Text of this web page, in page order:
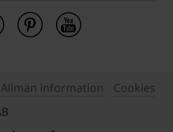
Allmän information
Cookies